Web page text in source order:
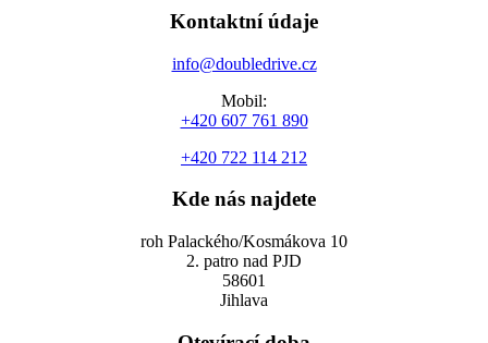
Kontaktní údaje
info@doubledrive.cz
Mobil:
+420 607 761 890
+420 722 114 212
Kde nás najdete
roh Palackého/Kosmákova 10
2. patro nad PJD
58601
Jihlava